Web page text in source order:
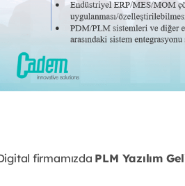
firmamızda PLM Yazılım